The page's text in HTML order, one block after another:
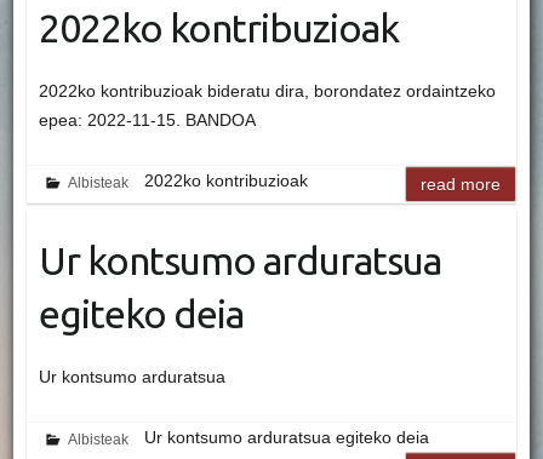
2022ko kontribuzioak
2022ko kontribuzioak bideratu dira, borondatez ordaintzeko
epea: 2022-11-15. BANDOA
Albisteak 2022ko kontribuzioak read more
Ur kontsumo arduratsua
egiteko deia
Ur kontsumo arduratsua
Albisteak
Ur kontsumo arduratsua egiteko deia